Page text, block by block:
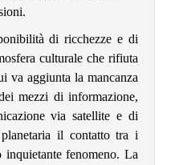
di ricchezze e di
culturale che rifiuta
va aggiunta la mancanza
mezzi di informazione,
via satellite e di
il contatto tra i
fenomeno. La